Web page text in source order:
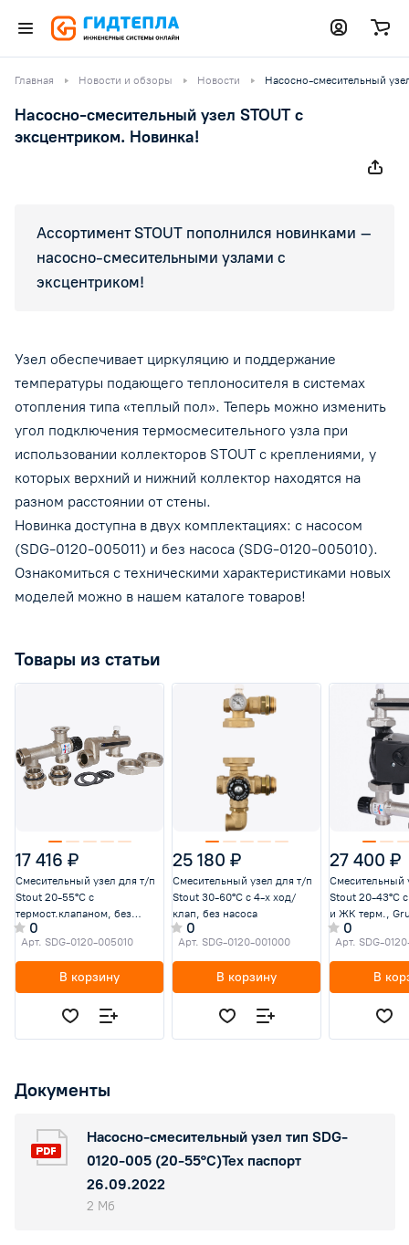
Главная Новости и обзоры Новости Насосно-смесительный
Насосно-смесительный узел STOUT с
эксцентриком. Новинка!
Ассортимент STOUT пополнился новинками –
насосно-смесительными узлами с
эксцентриком!
Узел обеспечивает циркуляцию и поддержание
температуры подающего теплоносителя в системах
отопления типа «теплый пол». Теперь можно изменить
угол подключения термосмесительного узла при
использовании коллекторов STOUT с креплениями, у
которых верхний и нижний коллектор находятся на
разном расстоянии от стены.
Новинка доступна в двух комплектациях: с насосом
(SDG-0120-005011) и без насоса (SDG-0120-005010).
Ознакомиться с техническими характеристиками новых
моделей можно в нашем каталоге товаров!
Товары из статьи
17 416 ₽
Смесительный узел для т/п
Stout 20-55°C с
термост.клапаном, без
насоса
0
Арт. SDG-0120-005010
В корзину
25 180 ₽
Смесительный узел для т/п
Stout 30-60°C с 4-х ход/
клап, без насоса
0
Арт. SDG-0120-001000
В корзину
27 400 ₽
Смесительный
Stout 20-43°C
и ЖК терм.,
25-65 130
0
Арт. SDG-
В
Документы
Насосно-смесительный узел тип SDG-
0120-005 (20-55°C)Тех паспорт
26.09.2022
2 Мб